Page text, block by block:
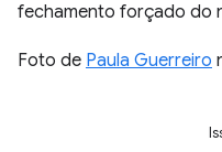
fechamento forçado do
Foto de Paula Guerreiro